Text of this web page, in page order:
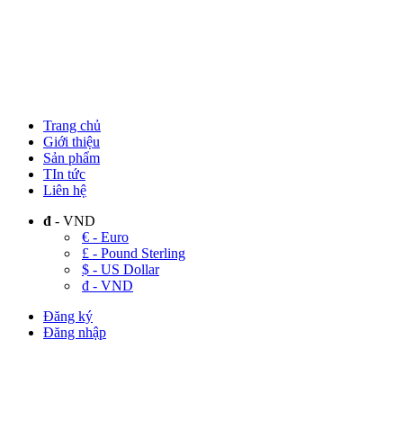
Trang chủ
Giới thiệu
Sản phẩm
TIn tức
Liên hệ
đ - VND
€ - Euro
£ - Pound Sterling
$ - US Dollar
đ - VND
Đăng ký
Đăng nhập